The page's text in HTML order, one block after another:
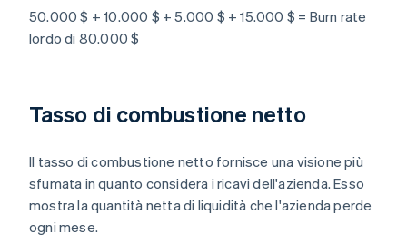
50.000 $ + 10.000 $ + 5.000 $ + 15.000 $ = Burn rate
lordo di 80.000 $
Tasso di combustione netto
Il tasso di combustione netto fornisce una visione più
sfumata in quanto considera i ricavi dell'azienda. Esso
mostra la quantità netta di liquidità che l'azienda perde
ogni mese.